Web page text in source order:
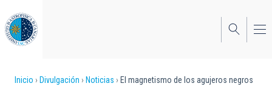
al
contenido
principal
Sobrescribir
Inicio Divulgación Noticias
El magnetismo de los agujeros negros